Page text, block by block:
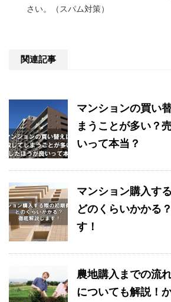
さい。（スパム対策）
関連記事
マンションの買い
まうことが多い？
いって本当？
マンション購入す
どのくらいかかる
す！
農地購入までの流
についても解説！